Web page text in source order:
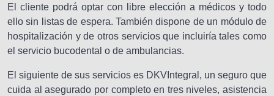
El cliente podrá optar con libre elección a médicos y todo
ello sin listas de espera. También dispone de un módulo de
hospitalización y de otros servicios que incluiría tales como
el servicio bucodental o de ambulancias.
El siguiente de sus servicios es DKVIntegral, un seguro que
cuida al asegurado por completo en tres niveles, asistencia